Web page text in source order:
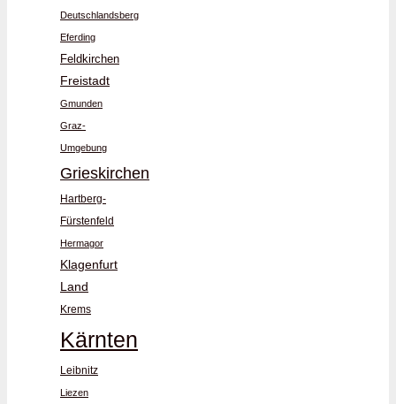
Deutschlandsberg
Eferding
Feldkirchen
Freistadt
Gmunden
Graz-
Umgebung
Grieskirchen
Hartberg-
Fürstenfeld
Hermagor
Klagenfurt
Land
Krems
Kärnten
Leibnitz
Liezen